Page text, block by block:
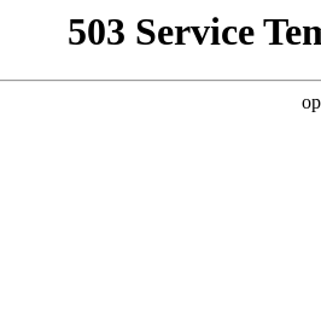
503 Service